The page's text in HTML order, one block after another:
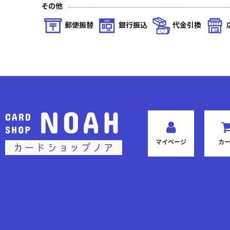
その他
郵便振替
銀行振込 代金引換
マイページ カ